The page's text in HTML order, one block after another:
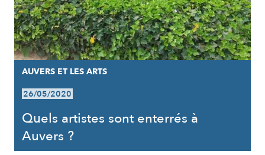
AUVERS ET LES ARTS
26/05/2020
Quels artistes sont enterrés à
Auvers ?